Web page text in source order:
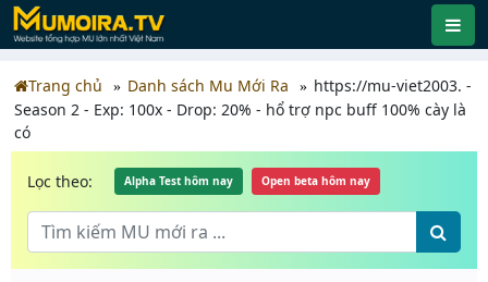
Trang chủ Danh sách Mu Mới Ra
https://mu-viet2003. -
Season 2 - Exp: 100x - Drop: 20% - hổ trợ npc buff 100% cày là
có
Lọc theo: Alpha Test hôm nay Open beta hôm nay